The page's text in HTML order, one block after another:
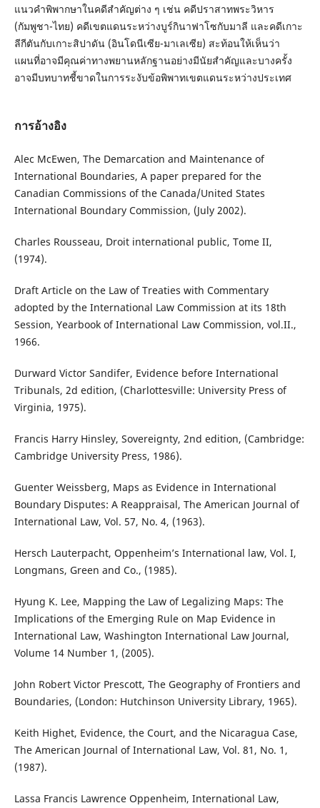
แนวคำพิพากษาในคดีสำคัญต่าง ๆ เช่น คดีปราสาทพระวิหาร
(กัมพูชา-ไทย) คดีเขตแดนระหว่างบูร์กินาฟาโซกับมาลี และคดีเกาะ
ลีกีตันกับเกาะสิปาดัน (อินโดนีเซีย-มาเลเซีย) สะท้อนให้เห็นว่า
แผนที่อาจมีคุณค่าทางพยานหลักฐานอย่างมีนัยสำคัญและบางครั้ง
อาจมีบทบาทชี้ขาดในการระงับข้อพิพาทเขตแดนระหว่างประเทศ
การอ้างอิง
Alec McEwen, The Demarcation and Maintenance of
International Boundaries, A paper prepared for the
Canadian Commissions of the Canada/United States
International Boundary Commission, (July 2002).
Charles Rousseau, Droit international public, Tome II,
(1974).
Draft Article on the Law of Treaties with Commentary
adopted by the International Law Commission at its 18th
Session, Yearbook of International Law Commission, vol.II.,
1966.
Durward Victor Sandifer, Evidence before International
Tribunals, 2d edition, (Charlottesville: University Press of
Virginia, 1975).
Francis Harry Hinsley, Sovereignty, 2nd edition, (Cambridge:
Cambridge University Press, 1986).
Guenter Weissberg, Maps as Evidence in International
Boundary Disputes: A Reappraisal, The American Journal of
International Law, Vol. 57, No. 4, (1963).
Hersch Lauterpacht, Oppenheim’s International law, Vol. I,
Longmans, Green and Co., (1985).
Hyung K. Lee, Mapping the Law of Legalizing Maps: The
Implications of the Emerging Rule on Map Evidence in
International Law, Washington International Law Journal,
Volume 14 Number 1, (2005).
John Robert Victor Prescott, The Geography of Frontiers and
Boundaries, (London: Hutchinson University Library, 1965).
Keith Highet, Evidence, the Court, and the Nicaragua Case,
The American Journal of International Law, Vol. 81, No. 1,
(1987).
Lassa Francis Lawrence Oppenheim, International Law,